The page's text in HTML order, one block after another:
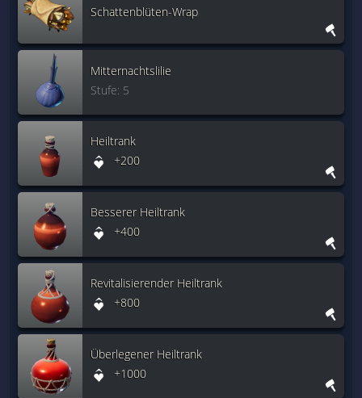
Schattenblüten-Wrap
Mitternachtslilie
Stufe: 5
Heiltrank
+200
Besserer Heiltrank
+400
Revitalisierender Heiltrank
+800
Überlegener Heiltrank
+1000